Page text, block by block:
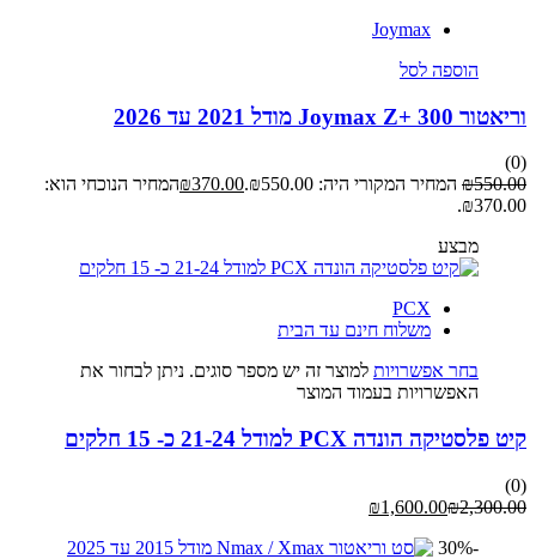
Joymax
הוספה לסל
וריאטור Joymax Z+ 300 מודל 2021 עד 2026
(0)
₪550.00 המחיר המקורי היה: ₪550.00. ₪370.00
המחיר הנוכחי הוא:
₪370.00.
מבצע
PCX
משלוח חינם עד הבית
בחר אפשרויות למוצר זה יש מספר סוגים. ניתן לבחור את
האפשרויות בעמוד המוצר
קיט פלסטיקה הונדה PCX למודל 21-24 כ- 15 חלקים
(0)
₪2,300.00
₪1,600.00
-30%